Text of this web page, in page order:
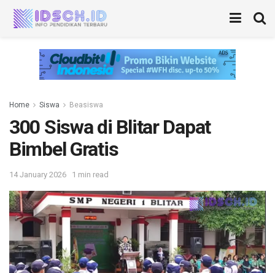
Home Siswa Beasiswa
300 Siswa di Blitar Dapat
Bimbel Gratis
14 January 2026 1 min read